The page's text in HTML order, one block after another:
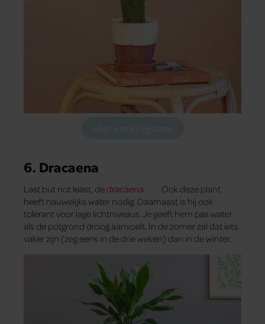
6. Dracaena
Last but not least, dedracaena
. Ook deze plant
heeft nauwelijks water nodig. Daarnaast is hij ook
tolerant voor lage lichtniveaus. Je geeft hem pas water
als de potgrond droog aanvoelt. In de zomer zal dat iets
vaker zijn (zeg eens in de drie weken) dan in de winter.